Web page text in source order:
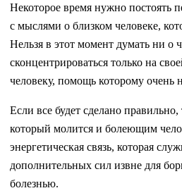
Некоторое время нужно постоять
с мыслями о близком человеке,
Нельзя в этот момент думать ни
сконцентрироваться только на
человеку, помощь которому очень
Если все будет сделано
который молится и болеющим
энергетическая связь, которая
дополнительных сил извне для
болезнью.